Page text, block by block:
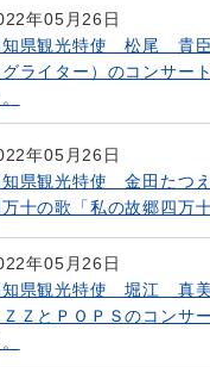
年05月26日
知県観光特使 松尾 貴臣
グライター）のコンサー
年05月26日
知県観光特使 金田たつ
十の歌「私の故郷四万
年05月26日
知県観光特使 堀江 真
ＺＺとＰＯＰＳのコンサ